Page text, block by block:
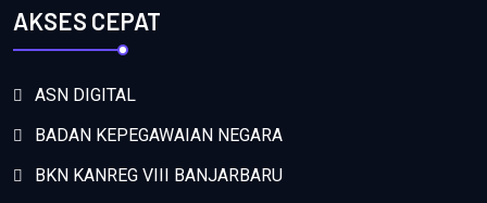
AKSES CEPAT
ASN DIGITAL
BADAN KEPEGAWAIAN NEGARA
BKN KANREG VIII BANJARBARU